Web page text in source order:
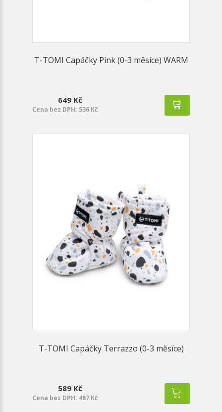
T-TOMI Capáčky Pink (0-3 měsíce) WARM
649 Kč
Cena bez DPH: 536 Kč
T-TOMI Capáčky Terrazzo (0-3 měsíce)
589 Kč
Cena bez DPH: 487 Kč